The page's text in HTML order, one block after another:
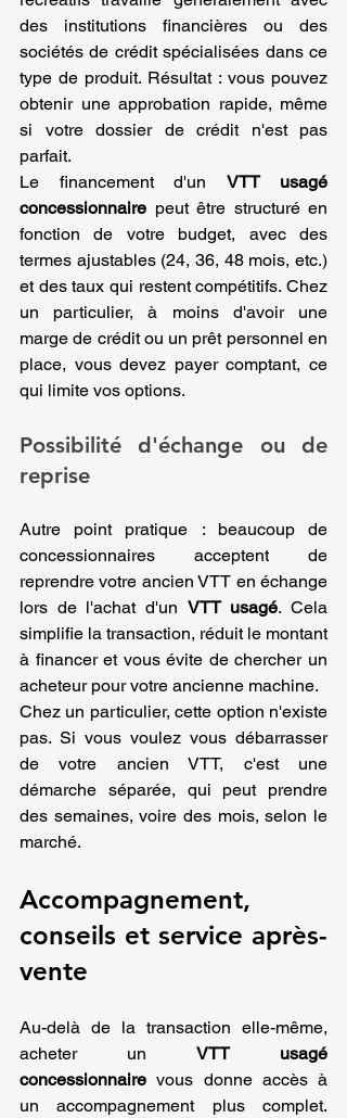
des institutions financières ou des
sociétés de crédit spécialisées dans ce
type de produit. Résultat : vous pouvez
obtenir une approbation rapide, même
si votre dossier de crédit n'est pas
parfait.
Le financement d'un VTT usagé
concessionnaire peut être structuré en
fonction de votre budget, avec des
termes ajustables (24, 36, 48 mois, etc.)
et des taux qui restent compétitifs. Chez
un particulier, à moins d'avoir une
marge de crédit ou un prêt personnel en
place, vous devez payer comptant, ce
qui limite vos options.
Possibilité d'échange ou de
reprise
Autre point pratique : beaucoup de
concessionnaires acceptent de
reprendre votre ancien VTT en échange
lors de l'achat d'un VTT usagé. Cela
simplifie la transaction, réduit le montant
à financer et vous évite de chercher un
acheteur pour votre ancienne machine.
Chez un particulier, cette option n'existe
pas. Si vous voulez vous débarrasser
de votre ancien VTT, c'est une
démarche séparée, qui peut prendre
des semaines, voire des mois, selon le
marché.
Accompagnement,
conseils et service après-
vente
Au-delà de la transaction elle-même,
acheter un VTT usagé
concessionnaire vous donne accès à
un accompagnement plus complet.